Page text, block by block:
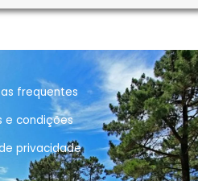
frequentes
e condições
privacidade